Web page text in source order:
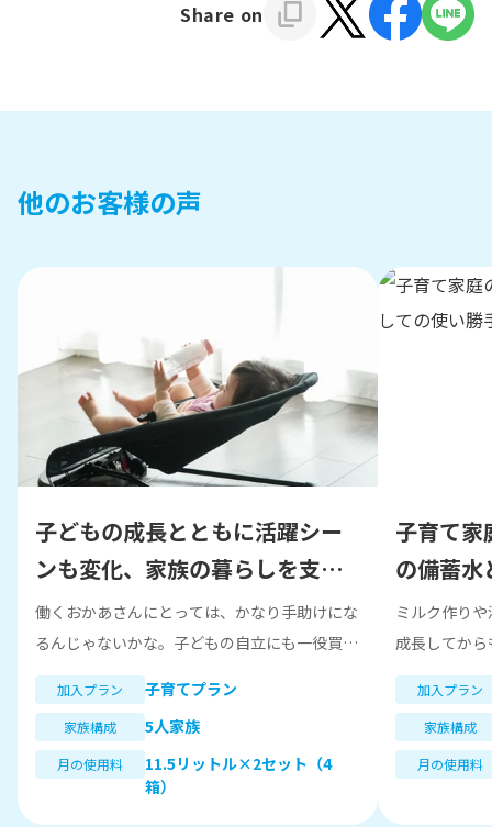
Share on
他のお客様の声
子どもの成長とともに活躍シー
ンも変化、家族の暮らしを支え
る一台
働くおかあさんにとっては、かなり手助けにな
るんじゃないかな。子どもの自立にも一役買っ
てくれるように思います。
加入プラン 子育てプラン
家族構成 5人家族
月の使用料
11.5リットル×2セット（4
箱）
子育て家
の備蓄水
さも魅力
ミルク作り
成長してか
たりした際
押すだけで
など、とても
加入プラン
家族構成
月の使用料